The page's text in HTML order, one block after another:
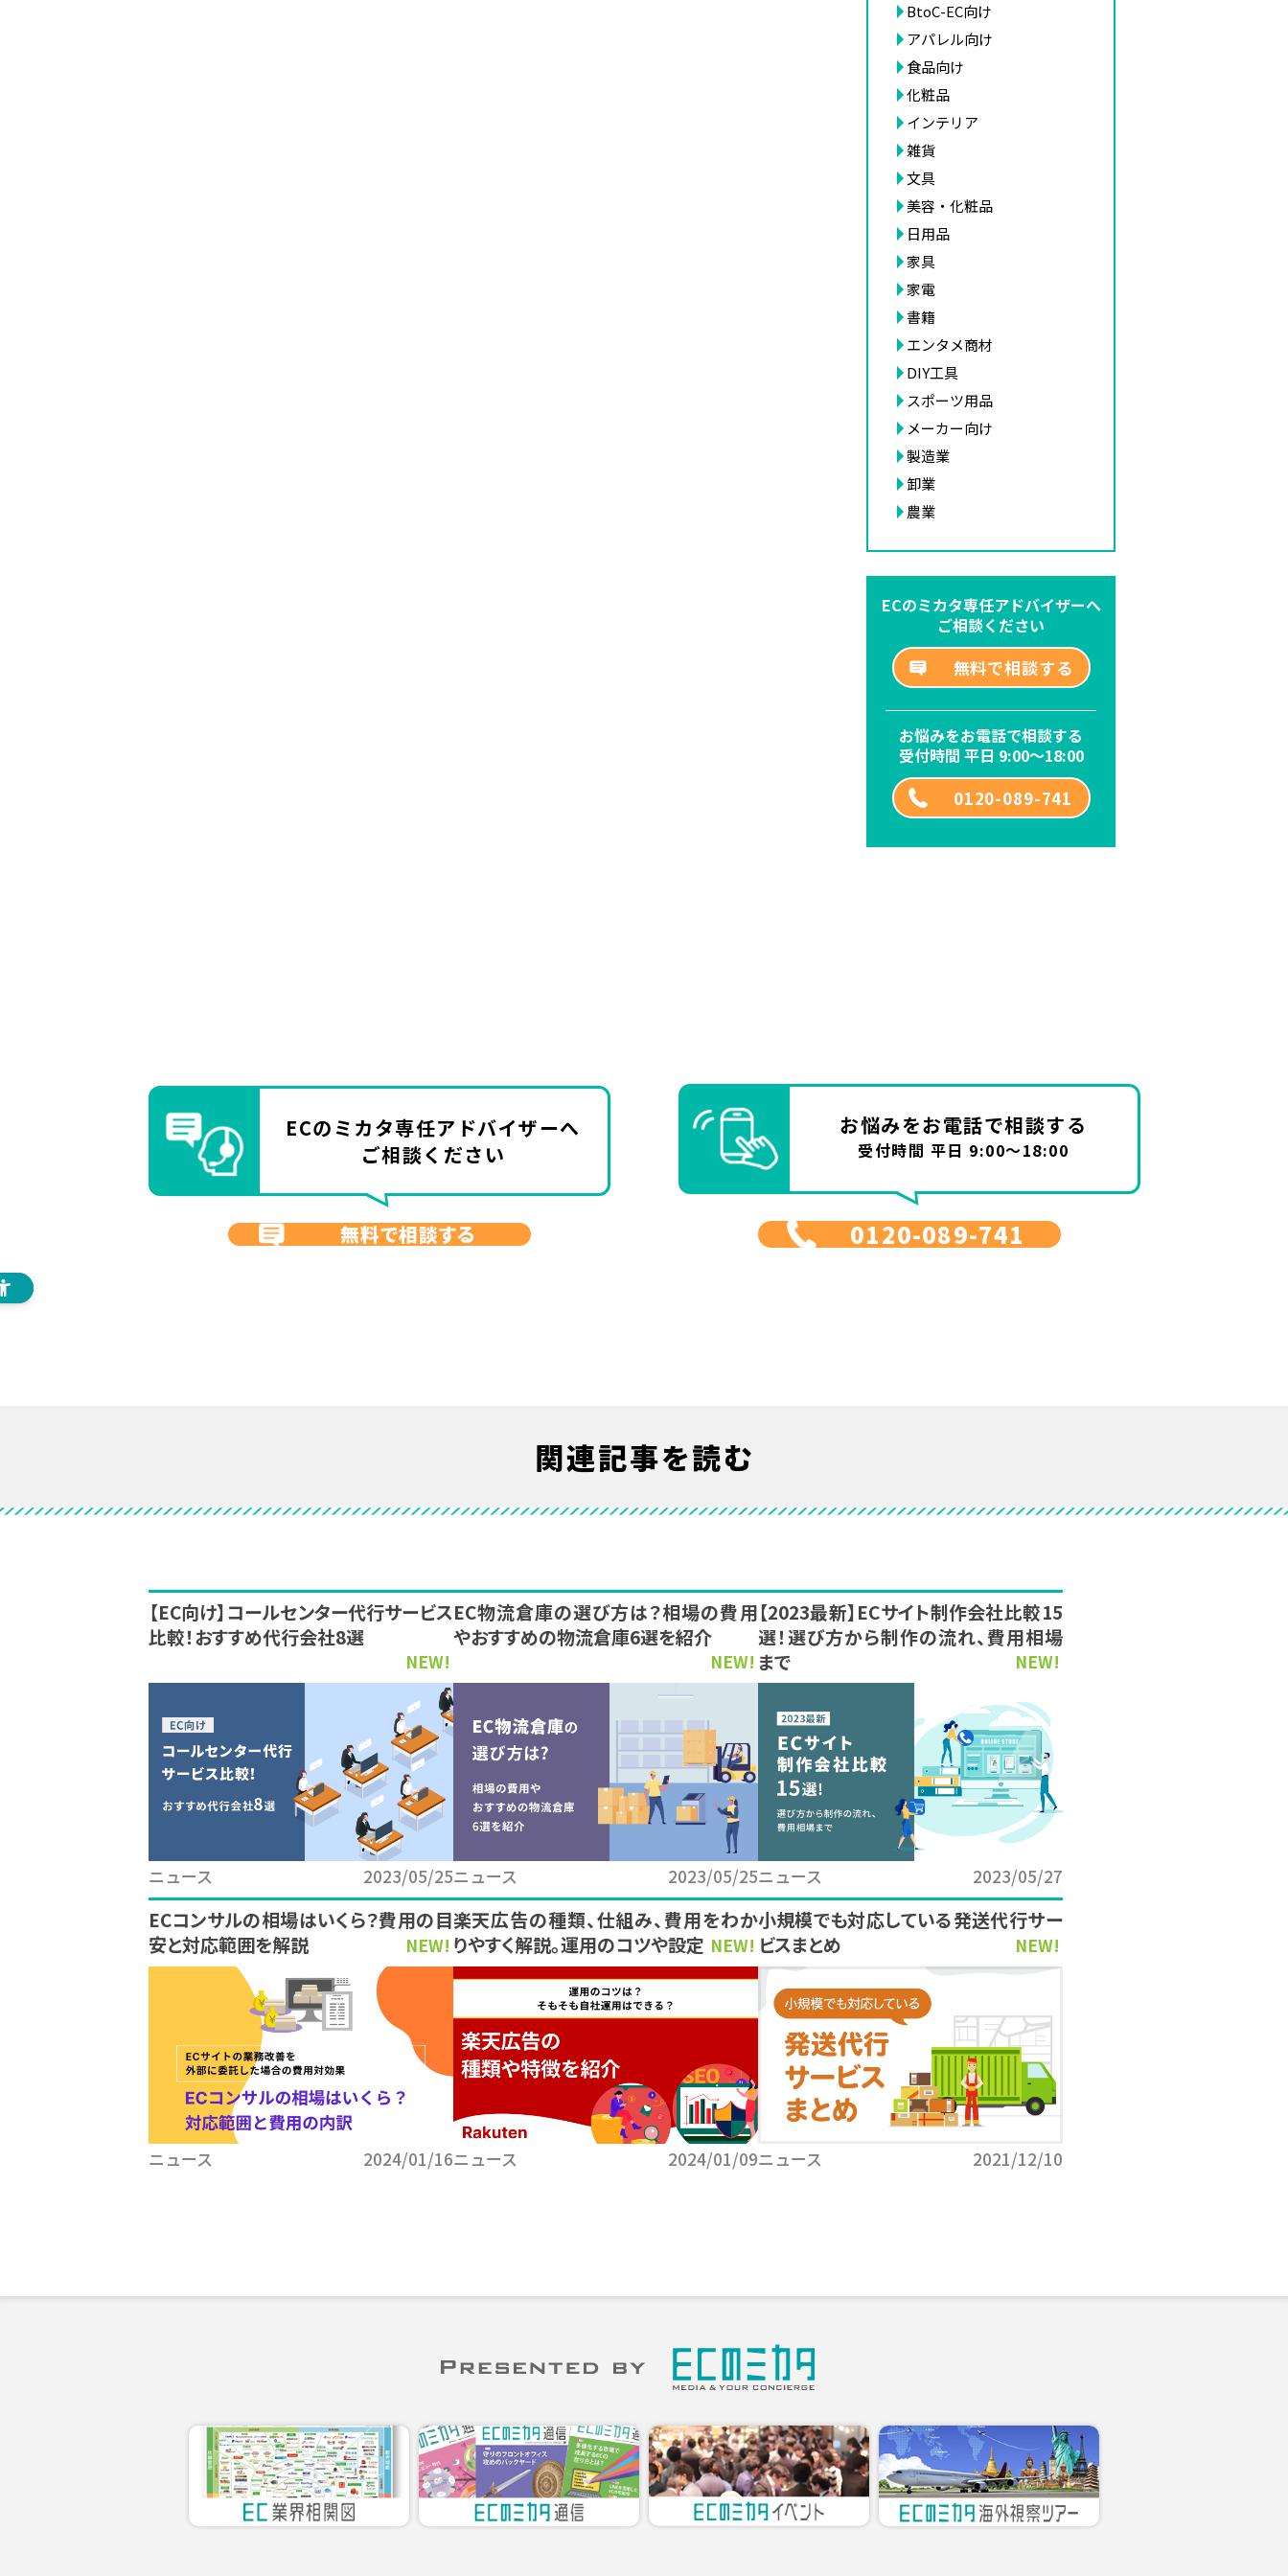
BtoC-EC向け
アパレル向け
食品向け
化粧品
インテリア
雑貨
文具
美容・化粧品
日用品
家具
家電
書籍
エンタメ商材
DIY工具
スポーツ用品
メーカー向け
製造業
卸業
農業
ECのミカタ専任アドバイザーへ
ご相談ください
無料で相談する
お悩みをお電話で相談する
受付時間 平日 9:00～18:00
0120-089-741
ECのミカタ専任アドバイザーへ
ご相談ください
無料で相談する
お悩みをお電話で相談する
受付時間 平日 9:00～18:00
0120-089-741
関連記事を読む
【EC向け】コールセンター代行サービス
比較！おすすめ代行会社8選
NEW!
ニュース 2023/05/25
EC物流倉庫の選び方は？相場の費用
やおすすめの物流倉庫6選を紹介
NEW!
ニュース 2023/05/25
【2023最新】ECサイト制作会社比較15
選！選び方から制作の流れ、費用相場
まで
NEW!
ニュース 2023/05/27
ECコンサルの相場はいくら？費用の目
安と対応範囲を解説
NEW!
ニュース 2024/01/16
楽天広告の種類、仕組み、費用をわか
りやすく解説。運用のコツや設定方法も
NEW!
ニュース 2024/01/09
小規模でも対応している発送代行サー
ビスまとめ
NEW!
ニュース 2021/12/10